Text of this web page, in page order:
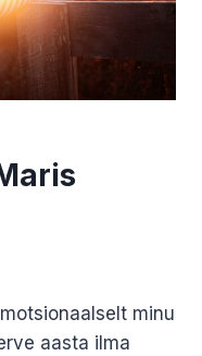
minu
aasta ilma